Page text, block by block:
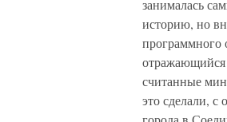
занималась
историю, но
программного
отражающийся
считанные
это сделали,